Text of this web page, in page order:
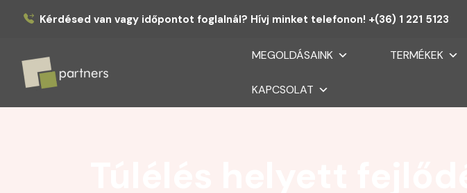
Kérdésed van vagy időpontot foglalnál? Hívj minket telefonon! +(36) 1 221 5123
Partners
MEGOLDÁSAINK TERMÉKEK
KAPCSOLAT